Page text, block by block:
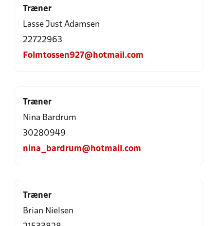
Træner
Lasse Just Adamsen
22722963
Folmtossen927@hotmail.com
Træner
Nina Bardrum
30280949
nina_bardrum@hotmail.com
Træner
Brian Nielsen